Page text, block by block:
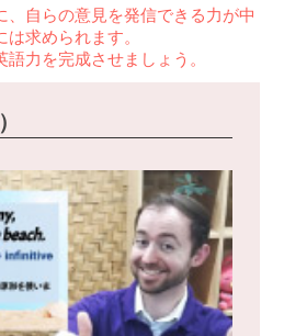
、自らの意見を発信できる力が中
は求められます。
語力を完成させましょう。